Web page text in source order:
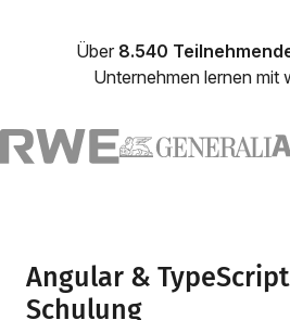
Über 8.540
Unternehmen lernen mit
Angular &
Schulung